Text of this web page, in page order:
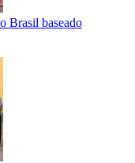
Brasil baseado